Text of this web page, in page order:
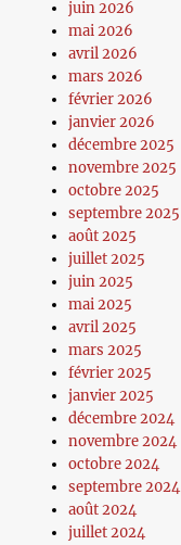
juin 2026
mai 2026
avril 2026
mars 2026
février 2026
janvier 2026
décembre 2025
novembre 2025
octobre 2025
septembre 2025
août 2025
juillet 2025
juin 2025
mai 2025
avril 2025
mars 2025
février 2025
janvier 2025
décembre 2024
novembre 2024
octobre 2024
septembre 2024
août 2024
juillet 2024